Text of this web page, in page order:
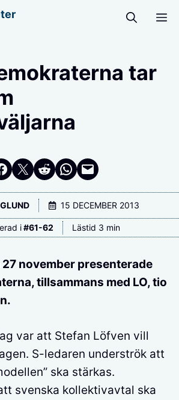
tar
på Facebook
Dela på Twitter
Dela på RedditDela i WhatsApp
Maila en länk
15 DECEMBER 2013
i #61-62 Lästid 3 min
november presenterade
tillsammans med LO, tio
var att Stefan Löfven vill
S-ledaren underströk att
ska stärkas.
svenska kollektivavtal ska